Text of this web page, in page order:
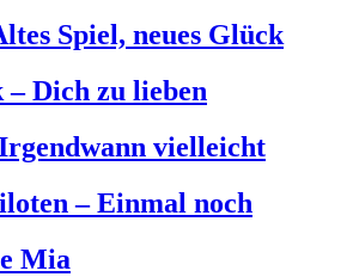
Spiel, neues Glück
Dich zu lieben
vielleicht
– Einmal noch
Mia